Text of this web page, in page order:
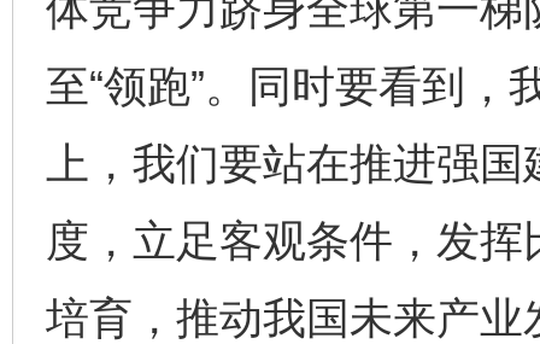
至“领跑”。同时要看到
上，我们要站在推进强
度，立足客观条件，发
培育，推动我国未来产